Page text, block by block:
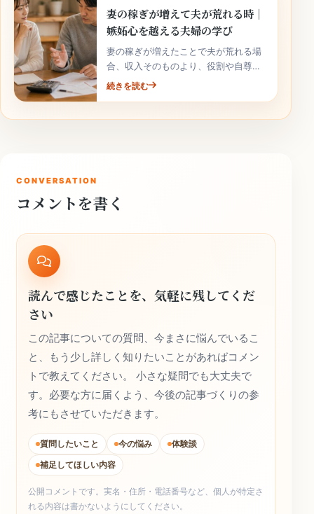
妻の稼ぎが増えて夫が荒れる時｜
嫉妬心を越える夫婦の学び
妻の稼ぎが増えたことで夫が荒れる場
合、収入そのものより、役割や自尊心
の揺れが関係していることがありま
続きを読む
CONVERSATION
コメントを書く
読んで感じたことを、気軽に残してくだ
さい
この記事についての質問、今まさに悩んでいるこ
と、もう少し詳しく知りたいことがあればコメン
トで教えてください。 小さな疑問でも大丈夫で
す。必要な方に届くよう、今後の記事づくりの参
考にもさせていただきます。
質問したいこと 今の悩み
体験談
補足してほしい内容
公開コメントです。実名・住所・電話番号など、個人が特定さ
れる内容は書かないようにしてください。